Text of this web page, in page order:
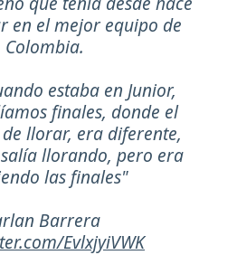
en el mejor equipo de
Colombia.
estaba en Junior,
finales, donde el
llorar, era diferente,
llorando, pero era
las finales"
Barrera
EvlxjyiVWK